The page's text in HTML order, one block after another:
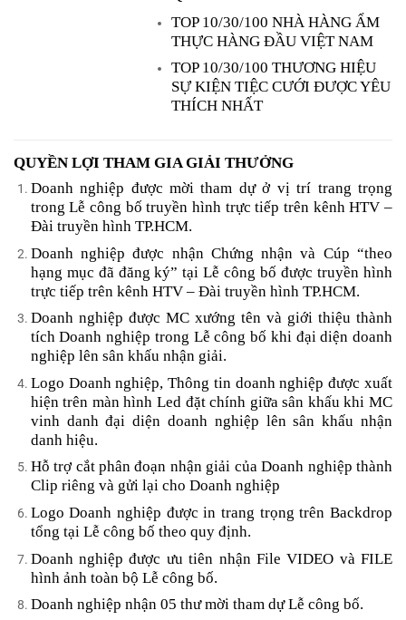
TOP 10/30/100 NHÀ HÀNG ẨM
THỰC HÀNG ĐẦU VIỆT NAM
TOP 10/30/100 THƯƠNG HIỆU
SỰ KIỆN TIỆC CƯỚI ĐƯỢC YÊU
THÍCH NHẤT
QUYỀN LỢI THAM GIA GIẢI THƯỞNG
Doanh nghiệp được mời tham dự ở vị trí trang trọng
trong Lễ công bố truyền hình trực tiếp trên kênh HTV –
Đài truyền hình TP.HCM.
Doanh nghiệp được nhận Chứng nhận và Cúp “theo
hạng mục đã đăng ký” tại Lễ công bố được truyền hình
trực tiếp trên kênh HTV – Đài truyền hình TP.HCM.
Doanh nghiệp được MC xướng tên và giới thiệu thành
tích Doanh nghiệp trong Lễ công bố khi đại diện doanh
nghiệp lên sân khấu nhận giải.
Logo Doanh nghiệp, Thông tin doanh nghiệp được xuất
hiện trên màn hình Led đặt chính giữa sân khấu khi MC
vinh danh đại diện doanh nghiệp lên sân khấu nhận
danh hiệu.
Hỗ trợ cắt phân đoạn nhận giải của Doanh nghiệp thành
Clip riêng và gửi lại cho Doanh nghiệp
Logo Doanh nghiệp được in trang trọng trên Backdrop
tổng tại Lễ công bố theo quy định.
Doanh nghiệp được ưu tiên nhận File VIDEO và FILE
hình ảnh toàn bộ Lễ công bố.
Doanh nghiệp nhận 05 thư mời tham dự Lễ công bố.